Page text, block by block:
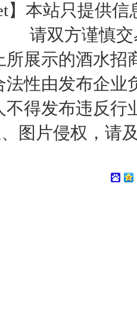
】本站只提供
请双方谨慎
所展示的酒水
法性由发布企业
不得发布违反行
图片侵权，请